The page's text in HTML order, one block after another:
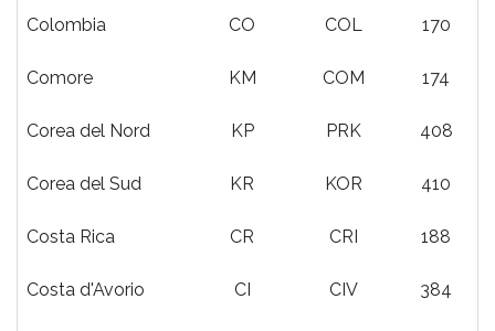
Colombia CO COL 170
Comore KM COM 174
Corea del Nord KP PRK 408
Corea del Sud KR KOR 410
Costa Rica CR CRI 188
Costa d'Avorio CI CIV 384